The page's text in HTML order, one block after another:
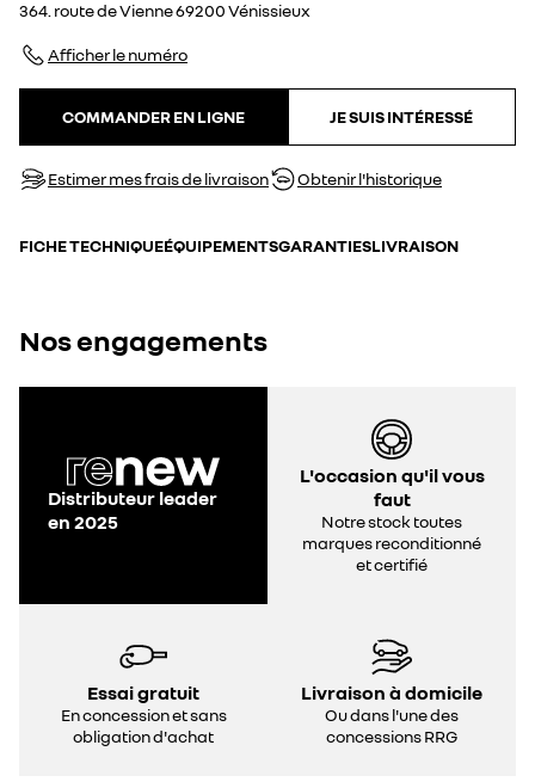
364. route de Vienne69200Vénissieux
Afficher le numéro
COMMANDER EN LIGNE JE SUIS INTÉRESSÉ
Estimer mes frais de livraison Obtenir l'historique
FICHE TECHNIQUEÉQUIPEMENTSGARANTIESLIVRAISON
Nos engagements
Distributeur leader
en 2025
L'occasion qu'il vous
faut
Notre stock toutes
marques reconditionné
et certifié
Essai gratuit
En concession et sans
obligation d'achat
Livraison à domicile
Ou dans l'une des
concessions RRG